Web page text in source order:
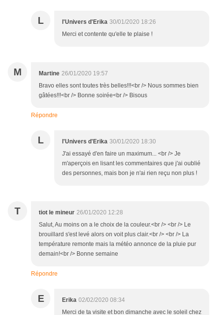
L l'Univers d'Erika 30/01/2020 18:26
Merci et contente qu'elle te plaise !
M Martine 26/01/2020 19:57
Bravo elles sont toutes très belles!!!<br /> Nous sommes bien
gâtées!!!<br /> Bonne soirée<br /> Bisous
Répondre
L l'Univers d'Erika 30/01/2020 18:30
J'ai essayé d'en faire un maximum... <br /> Je
m'aperçois en lisant les commentaires que j'ai oublié
des personnes, mais bon je n'ai rien reçu non plus !
T tiot le mineur 26/01/2020 12:28
Salut, Au moins on a le choix de la couleur.<br /> <br /> Le
brouillard s'est levé alors on voit plus clair.<br /> <br /> La
température remonte mais la météo annonce de la pluie pur
demain!<br /> Bonne semaine
Répondre
E Erika 02/02/2020 08:34
Merci de ta visite et bon dimanche avec le soleil chez